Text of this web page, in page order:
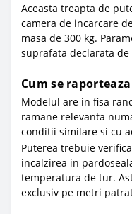
Aceasta treapta de
camera de incarcare
masa de 300 kg.
suprafata declarata de
Cum se
Modelul are in fisa
ramane relevanta
conditii similare si cu
Puterea trebuie
incalzirea in
temperatura de tur.
exclusiv pe metri